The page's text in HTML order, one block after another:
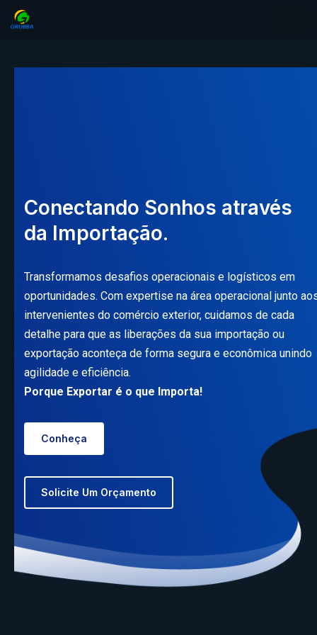
Conectando Sonhos através
da Importação.
Transformamos desafios operacionais e logísticos em
oportunidades. Com expertise na área operacional junto
intervenientes do comércio exterior, cuidamos de cada
detalhe para que as liberações da sua importação ou
exportação aconteça de forma segura e econômica unindo
agilidade e eficiência.
Porque Exportar é o que Importa!
Conheça
Solicite Um Orçamento